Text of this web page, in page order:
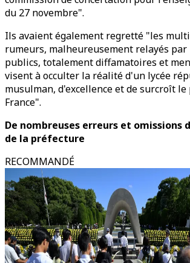
du 27 novembre".
Ils avaient également regretté "les
rumeurs, malheureusement relayés par
publics, totalement diffamatoires et
visent à occulter la réalité d'un lycée
musulman, d'excellence et de surcroît
France".
De nombreuses erreurs et omissions
de la préfecture
RECOMMANDÉ